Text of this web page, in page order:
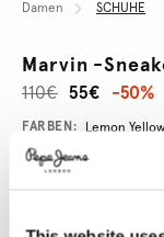
Damen SCHUHE
Marvin -
55€
110€ -50%
Promotions
Variations
FARBEN: Lemon Yellow
GRÖßE AUSWÄHLEN: